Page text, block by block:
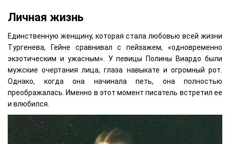
Личная жизнь
Единственную женщину, которая стала любовью всей жизни
Тургенева, Гейне сравнивал с пейзажем, «одновременно
экзотическим и ужасным». У певицы Полины Виардо были
мужские очертания лица, глаза навыкате и огромный рот.
Однако, когда она начинала петь, она полностью
преображалась. Именно в этот момент писатель встретил ее
и влюбился.